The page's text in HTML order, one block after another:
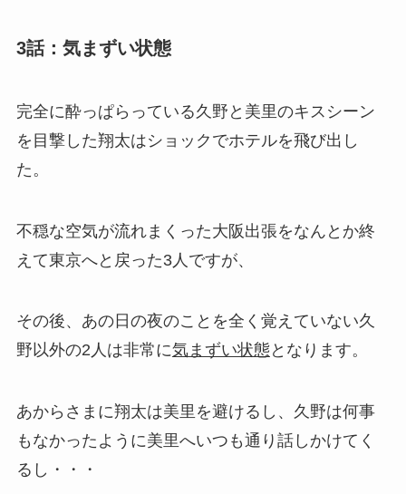
3話：気まずい状態
完全に酔っぱらっている久野と美里のキスシーン
を目撃した翔太はショックでホテルを飛び出し
た。
不穏な空気が流れまくった大阪出張をなんとか終
えて東京へと戻った3人ですが、
その後、あの日の夜のことを全く覚えていない久
野以外の2人は非常に気まずい状態 となります。
あからさまに翔太は美里を避けるし、久野は何事
もなかったように美里へいつも通り話しかけてく
るし・・・